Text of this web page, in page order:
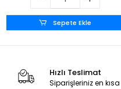
Sepete Ekle
Hızlı Teslimat
Siparişleriniz en